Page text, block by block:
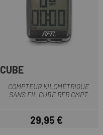
CUBE
COMPTEUR KILOMÉTRIQUE
SANS FIL CUBE RFR CMPT
Prix
29,95 €